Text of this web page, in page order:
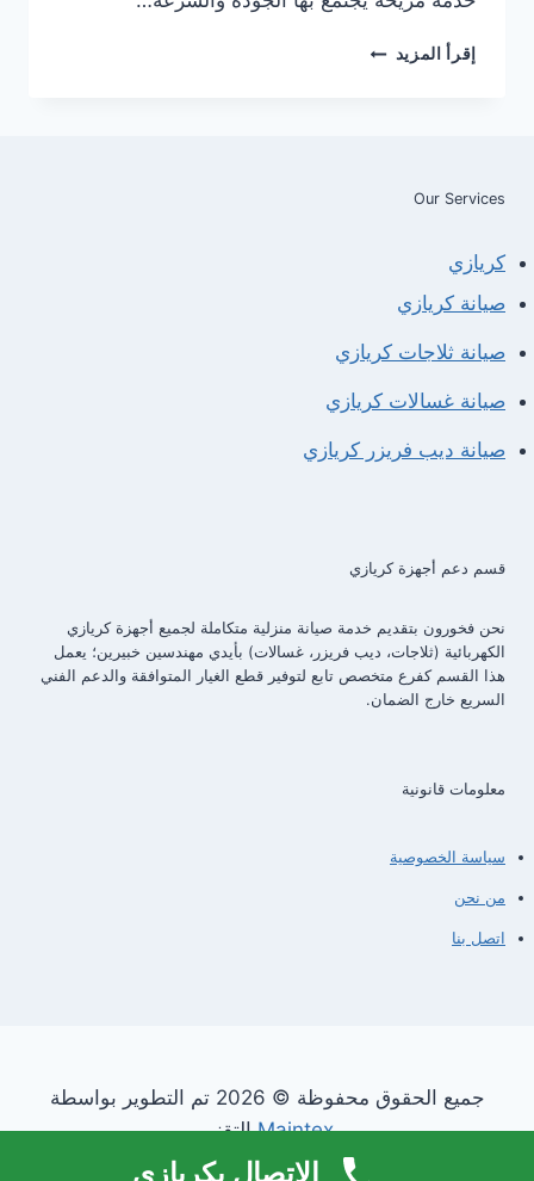
إقرأ المزيد رقم
Our Services
كريازي
صيانة كريازي
صيانة ثلاجات كريازي
صيانة غسالات كريازي
صيانة ديب فريزر كريازي
قسم دعم أجهزة كريازي
نحن فخورون بتقديم خدمة صيانة منزلية متكاملة لجميع أجهزة كريازي
الكهربائية (ثلاجات، ديب فريزر، غسالات) بأيدي مهندسين خبيرين؛ يعمل
هذا القسم كفرع متخصص تابع لتوفير قطع الغيار المتوافقة والدعم الفني
السريع خارج الضمان.
معلومات قانونية
سياسة الخصوصية
من نحن
اتصل بنا
جميع الحقوق محفوظة © 2026 تم التطوير بواسطة
Maintexالتقني
الاتصال بكريازي